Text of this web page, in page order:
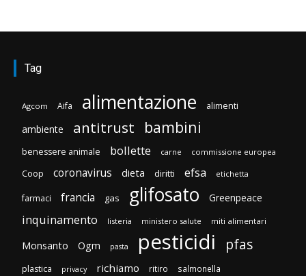
Tag
Agcom Aifa alimentazione alimenti
ambiente antitrust bambini
benessere animale bollette carne commissione europea
Coop coronavirus dieta diritti efsa etichetta
farmaci francia gas glifosato Greenpeace
inquinamento listeria ministero salute miti alimentari
Monsanto Ogm pasta pesticidi pfas
plastica privacy richiamo ritiro salmonella